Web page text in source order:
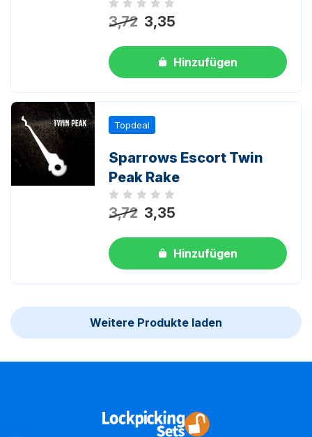
Noch keine Bewertungen
3,72 3,35
Hinzufügen
Topdeal
Sparrows Escort Twin
Peak Rake
Noch keine Bewertungen
3,72 3,35
Hinzufügen
Weitere Produkte laden